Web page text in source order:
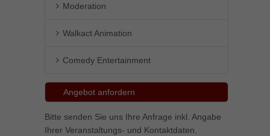
Moderation
Walkact Animation
Comedy Entertainment
Angebot anfordern
Bitte senden Sie uns Ihre Anfrage inkl. Angabe
Ihrer Veranstaltungs- und Kontaktdaten.